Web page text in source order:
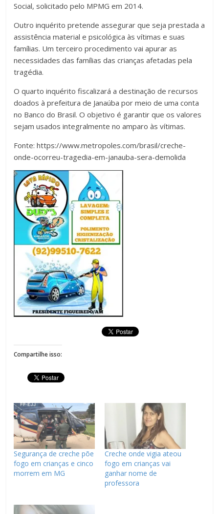
Social, solicitado pelo MPMG em 2014.
Outro inquérito pretende assegurar que seja prestada a
assistência material e psicológica às vítimas e suas
famílias. Um terceiro procedimento vai apurar as
necessidades das famílias das crianças afetadas pela
tragédia.
O quarto inquérito fiscalizará a destinação de recursos
doados à prefeitura de Janaúba por meio de uma conta
no Banco do Brasil. O objetivo é garantir que os valores
sejam usados integralmente no amparo às vítimas.
Fonte: https://www.metropoles.com/brasil/creche-
onde-ocorreu-tragedia-em-janauba-sera-demolida
Compartilhe isso:
Segurança de creche põe
fogo em crianças e cinco
morrem em MG
Creche onde vigia ateou
fogo em crianças vai
ganhar nome de
professora